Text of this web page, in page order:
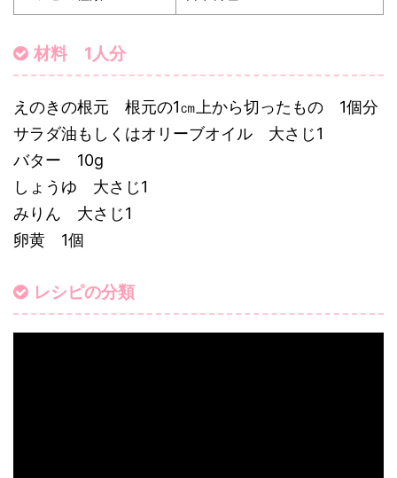
材料 1人分
えのきの根元 根元の1㎝上から切ったもの 1個分
サラダ油もしくはオリーブオイル 大さじ1
バター 10g
しょうゆ 大さじ1
みりん 大さじ1
卵黄 1個
レシピの分類